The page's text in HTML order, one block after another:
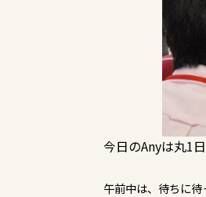
今日のAnyは丸1
午前中は、待ちに